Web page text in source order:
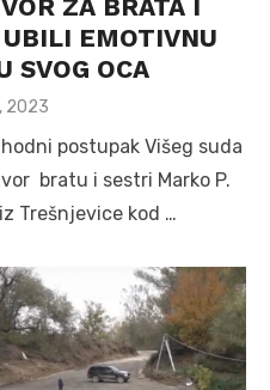
ZA BRATA I
EMOTIVNU
SVOG OCA
2023
postupak Višeg suda
bratu i sestri Marko P.
Trešnjevice kod …